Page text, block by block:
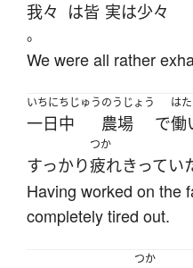
我々 は皆 実は少々
。
We were all rather
いちにちじゅう
一日中
のうじょう
農場 で
は
働
すっかり
つか
疲れきってい
Having worked on the
completely tired out.
つか